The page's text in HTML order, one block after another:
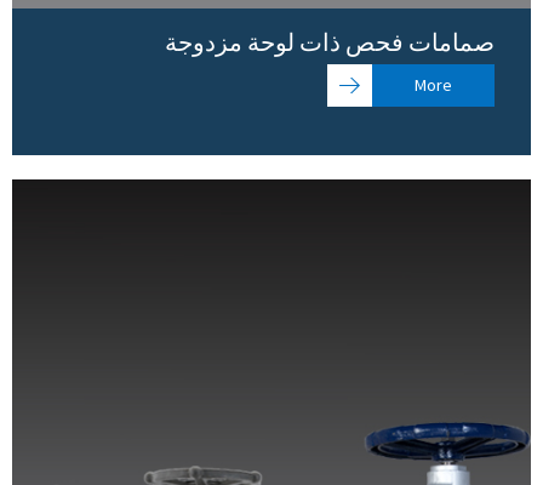
صمامات فحص ذات لوحة مزدوجة
More